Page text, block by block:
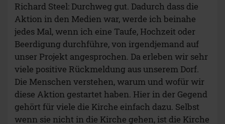
Richard Steel: Durchweg gut. Dadurch dass die
Aktion in den Medien war, werde ich beinahe
jedes Mal, wenn ich eine Taufe, Hochzeit oder
Beerdigung durchführe, von irgendjemand auf
unser Projekt angesprochen. Da erleben wir sehr
viele positive Rückmeldung aus unserem Dorf.
Die Menschen verstehen, warum und wofür wir
diese Aktion gestartet haben. Hier in der Gegend
gehört für viele die Kirche einfach dazu. Selbst
wenn sie nicht in die Kirche gehen, ist die Kirche